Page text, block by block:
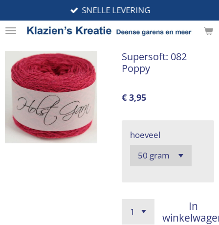
direct
naar
hoofdinhoud
SNELLE LEVERING
Supersoft: 082
Poppy
€ 3,95
hoeveel
In